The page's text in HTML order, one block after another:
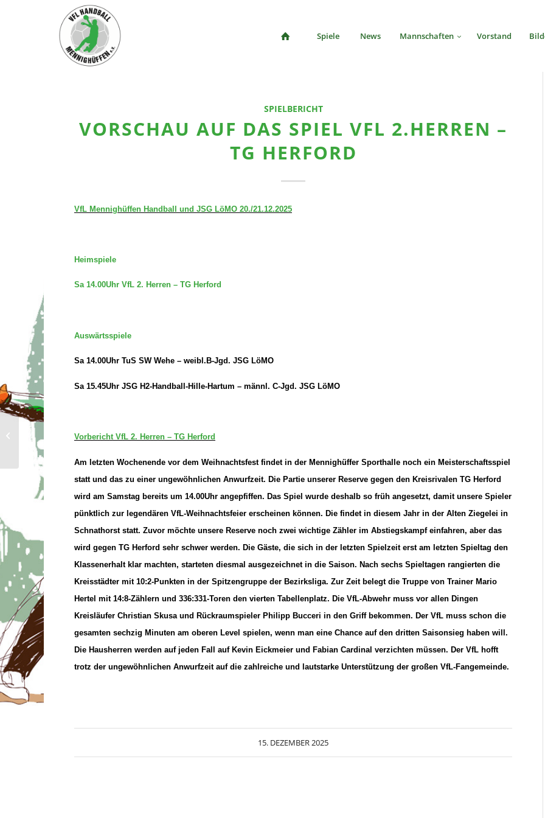
Spiele News Mannschaften Vorstand
SPIELBERICHT
VORSCHAU AUF DAS SPIEL VFL 2.HERREN –
TG HERFORD
VfL Mennighüffen Handball und JSG LöMO 20./21.12.2025
Heimspiele
Sa 14.00Uhr VfL 2. Herren – TG Herford
Auswärtsspiele
Sa 14.00Uhr TuS SW Wehe – weibl.B-Jgd. JSG LöMO
Sa 15.45Uhr JSG H2-Handball-Hille-Hartum – männl. C-Jgd. JSG LöMO
Vorbericht VfL 2. Herren – TG Herford
Am letzten Wochenende vor dem Weihnachtsfest findet in der Mennighüffer Sporthalle noch ein Meisterschaftsspiel
statt und das zu einer ungewöhnlichen Anwurfzeit. Die Partie unserer Reserve gegen den Kreisrivalen TG Herford
wird am Samstag bereits um 14.00Uhr angepfiffen. Das Spiel wurde deshalb so früh angesetzt, damit unsere Spieler
pünktlich zur legendären VfL-Weihnachtsfeier erscheinen können. Die findet in diesem Jahr in der Alten Ziegelei in
Schnathorst statt. Zuvor möchte unsere Reserve noch zwei wichtige Zähler im Abstiegskampf einfahren, aber das
wird gegen TG Herford sehr schwer werden. Die Gäste, die sich in der letzten Spielzeit erst am letzten Spieltag den
Klassenerhalt klar machten, starteten diesmal ausgezeichnet in die Saison. Nach sechs Spieltagen rangierten die
Kreisstädter mit 10:2-Punkten in der Spitzengruppe der Bezirksliga. Zur Zeit belegt die Truppe von Trainer Mario
Hertel mit 14:8-Zählern und 336:331-Toren den vierten Tabellenplatz. Die VfL-Abwehr muss vor allen Dingen
Kreisläufer Christian Skusa und Rückraumspieler Philipp Bucceri in den Griff bekommen. Der VfL muss schon die
gesamten sechzig Minuten am oberen Level spielen, wenn man eine Chance auf den dritten Saisonsieg haben will.
Die Hausherren werden auf jeden Fall auf Kevin Eickmeier und Fabian Cardinal verzichten müssen. Der VfL hofft
trotz der ungewöhnlichen Anwurfzeit auf die zahlreiche und lautstarke Unterstützung der großen VfL-Fangemeinde.
15. DEZEMBER 2025
Die Spielberichte vom 13.12.2025